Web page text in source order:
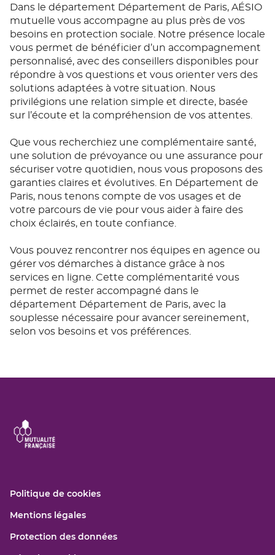
Dans le département Département de Paris, AÉSIO
mutuelle vous accompagne au plus près de vos
besoins en protection sociale. Notre présence locale
vous permet de bénéficier d’un accompagnement
personnalisé, avec des conseillers disponibles pour
répondre à vos questions et vous orienter vers des
solutions adaptées à votre situation. Nous
privilégions une relation simple et directe, basée
sur l’écoute et la compréhension de vos attentes.
Que vous recherchiez une complémentaire santé,
une solution de prévoyance ou une assurance pour
sécuriser votre quotidien, nous vous proposons des
garanties claires et évolutives. En Département de
Paris, nous tenons compte de vos usages et de
votre parcours de vie pour vous aider à faire des
choix éclairés, en toute confiance.
Vous pouvez rencontrer nos équipes en agence ou
gérer vos démarches à distance grâce à nos
services en ligne. Cette complémentarité vous
permet de rester accompagné dans le
département Département de Paris, avec la
souplesse nécessaire pour avancer sereinement,
selon vos besoins et vos préférences.
Politique de cookies(ouvre
fenêtre)
Mentions légales(ouvre
une
Protection des données(ouvre